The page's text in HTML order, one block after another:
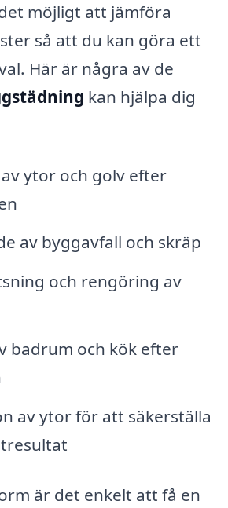
möjligt att jämföra
så att du kan göra ett
Här är några av de
kan hjälpa dig
ytor och golv efter
av byggavfall och skräp
och rengöring av
badrum och kök efter
av ytor för att säkerställa
är det enkelt att få en